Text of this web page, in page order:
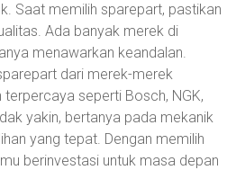
Saat memilih sparepart, pastikan
Ada banyak merek di
menawarkan keandalan.
dari merek-merek
seperti Bosch, NGK,
yakin, bertanya pada mekanik
yang tepat. Dengan memilih
berinvestasi untuk masa depan